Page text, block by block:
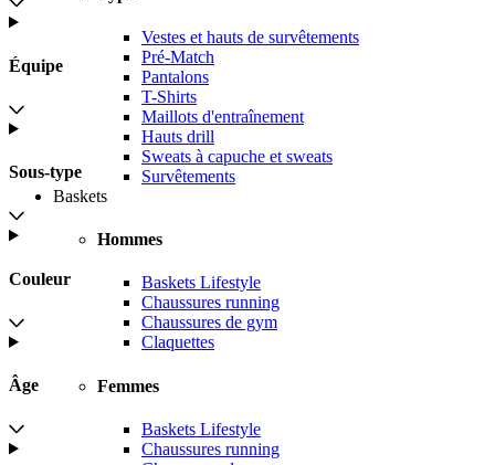
Vestes et hauts de survêtements
Pré-Match
Pantalons
T-Shirts
Maillots d'entraînement
Hauts drill
Sweats à capuche et sweats
Survêtements
Baskets
Hommes
Baskets Lifestyle
Chaussures running
Chaussures de gym
Claquettes
Femmes
Baskets Lifestyle
Chaussures running
Équipe
Sous-type
Couleur
Âge